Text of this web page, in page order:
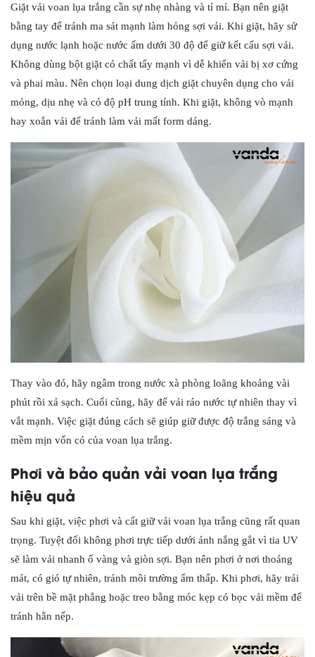
Giặt vải voan lụa trắng cần sự nhẹ nhàng và tỉ mỉ. Bạn nên giặt
bằng tay để tránh ma sát mạnh làm hỏng sợi vải. Khi giặt, hãy sử
dụng nước lạnh hoặc nước ấm dưới 30 độ để giữ kết cấu sợi vải.
Không dùng bột giặt có chất tẩy mạnh vì dễ khiến vải bị xơ cứng
và phai màu. Nên chọn loại dung dịch giặt chuyên dụng cho vải
mỏng, dịu nhẹ và có độ pH trung tính. Khi giặt, không vò mạnh
hay xoắn vải để tránh làm vải mất form dáng.
Thay vào đó, hãy ngâm trong nước xà phòng loãng khoảng vài
phút rồi xả sạch. Cuối cùng, hãy để vải ráo nước tự nhiên thay vì
vắt mạnh. Việc giặt đúng cách sẽ giúp giữ được độ trắng sáng và
mềm mịn vốn có của voan lụa trắng.
Phơi và bảo quản vải voan lụa trắng
hiệu quả
Sau khi giặt, việc phơi và cất giữ vải voan lụa trắng cũng rất quan
trọng. Tuyệt đối không phơi trực tiếp dưới ánh nắng gắt vì tia UV
sẽ làm vải nhanh ố vàng và giòn sợi. Bạn nên phơi ở nơi thoáng
mát, có gió tự nhiên, tránh môi trường ẩm thấp. Khi phơi, hãy trải
vải trên bề mặt phẳng hoặc treo bằng móc kẹp có bọc vải mềm để
tránh hằn nếp.